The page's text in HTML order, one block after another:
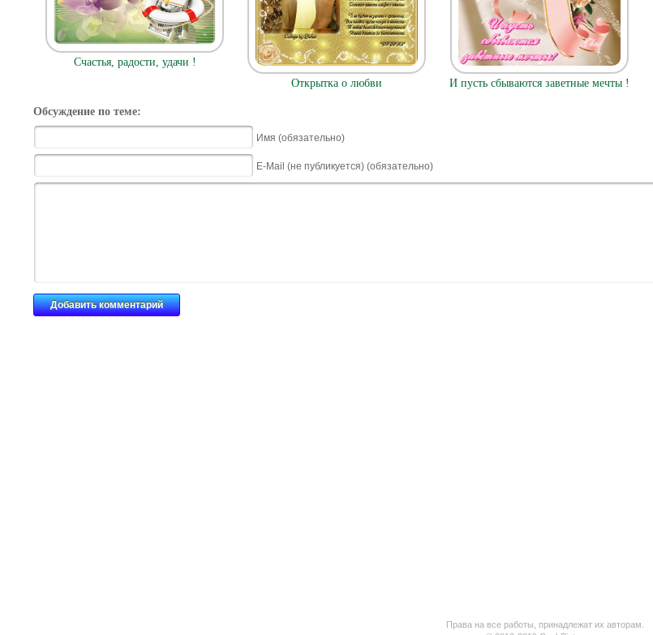
Счастья, радости, удачи !
Открытка о любви
И пусть сбываются заветные мечты !
Обсуждение по теме:
Имя (обязательно)
E-Mail (не публикуется) (обязательно)
Права на все работы, принадлежат их авторам.